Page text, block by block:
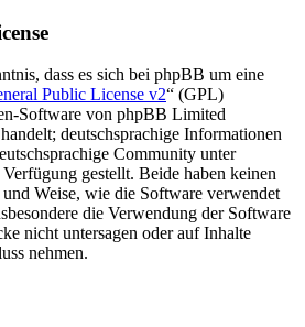
dass es sich bei phpBB um eine
Public License v2“ (GPL)
Software von phpBB Limited
deutschsprachige Informationen
Community unter
gestellt. Beide haben keinen
Weise, wie die Software verwendet
die Verwendung der Software
nicht untersagen oder auf Inhalte
nehmen.